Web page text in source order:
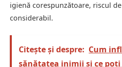
igienă corespunzătoare, riscul
considerabil.
Citește și despre: Cum
sănătatea inimii și ce poți